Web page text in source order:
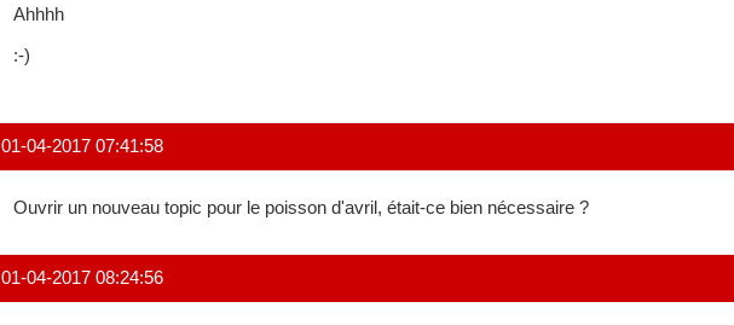
Ahhhh
:-)
01-04-2017 07:41:58
Ouvrir un nouveau topic pour le poisson d'avril, était-ce bien nécessaire ?
01-04-2017 08:24:56